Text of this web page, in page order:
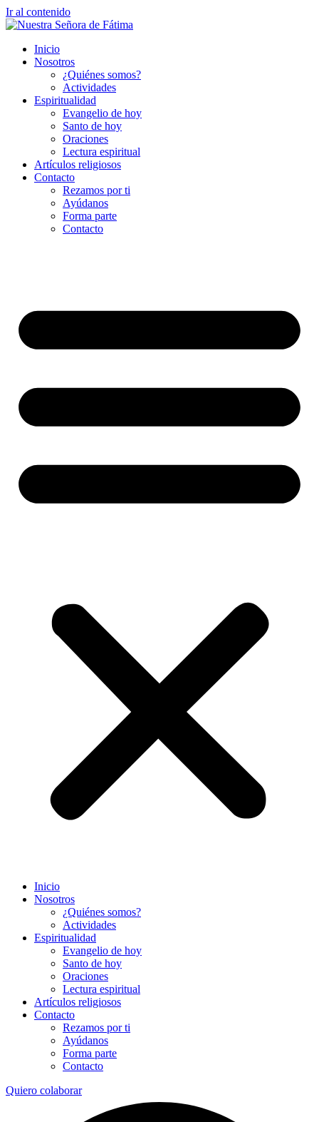
Ir al contenido
Inicio
Nosotros
¿Quiénes somos?
Actividades
Espiritualidad
Evangelio de hoy
Santo de hoy
Oraciones
Lectura espiritual
Artículos religiosos
Contacto
Rezamos por ti
Ayúdanos
Forma parte
Contacto
Inicio
Nosotros
¿Quiénes somos?
Actividades
Espiritualidad
Evangelio de hoy
Santo de hoy
Oraciones
Lectura espiritual
Artículos religiosos
Contacto
Rezamos por ti
Ayúdanos
Forma parte
Contacto
Quiero colaborar